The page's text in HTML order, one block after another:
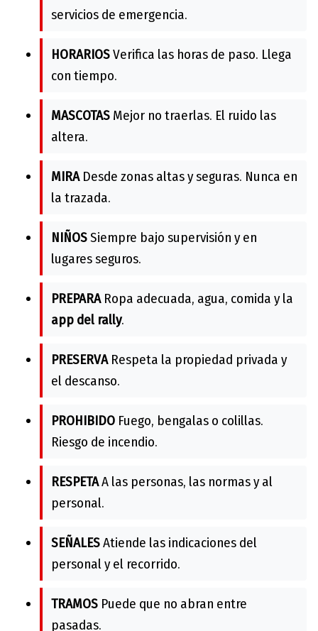
servicios de emergencia.
HORARIOSVerifica las horas de paso. Llega
con tiempo.
MASCOTAS Mejor no traerlas. El ruido las
altera.
MIRADesde zonas altas y seguras. Nunca en
la trazada.
NIÑOSSiempre bajo supervisión y en
lugares seguros.
PREPARARopa adecuada, agua, comida y la
app del rally.
PRESERVARespeta la propiedad privada y
el descanso.
PROHIBIDO Fuego, bengalas o colillas.
Riesgo de incendio.
RESPETAA las personas, las normas y al
personal.
SEÑALESAtiende las indicaciones del
personal y el recorrido.
TRAMOS Puede que no abran entre
pasadas.